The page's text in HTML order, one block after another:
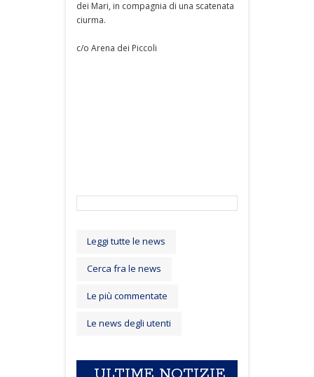
dei Mari, in compagnia di una scatenata
ciurma.
c/o Arena dei Piccoli
Leggi tutte le news
Cerca fra le news
Le più commentate
Le news degli utenti